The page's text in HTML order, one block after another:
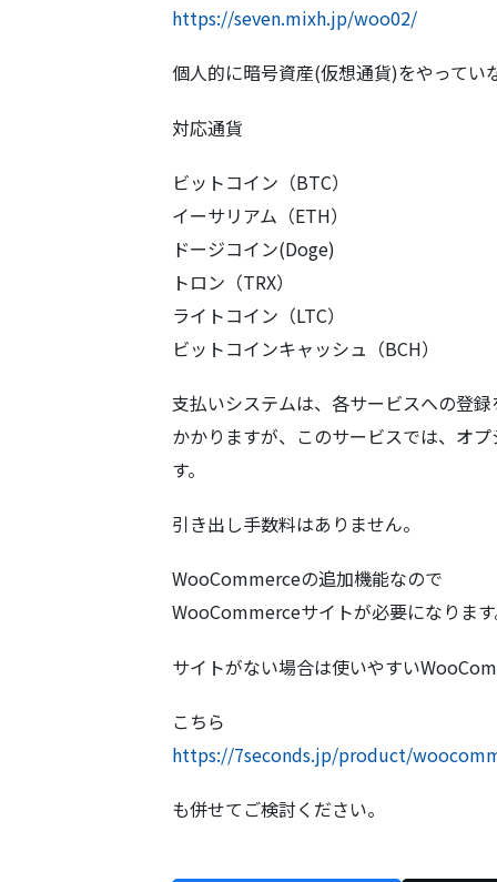
https://seven.mixh.jp/woo02/
個人的に暗号資産(仮想通貨)をやって
対応通貨
ビットコイン（BTC）
イーサリアム（ETH）
ドージコイン(Doge)
トロン（TRX）
ライトコイン（LTC）
ビットコインキャッシュ（BCH）
支払いシステムは、各サービスへの登
かかりますが、このサービスでは、オ
す。
引き出し手数料はありません。
WooCommerceの追加機能なので
WooCommerceサイトが必要になりま
サイトがない場合は使いやすい
こちら
https://7seconds.jp/product/
も併せてご検討ください。